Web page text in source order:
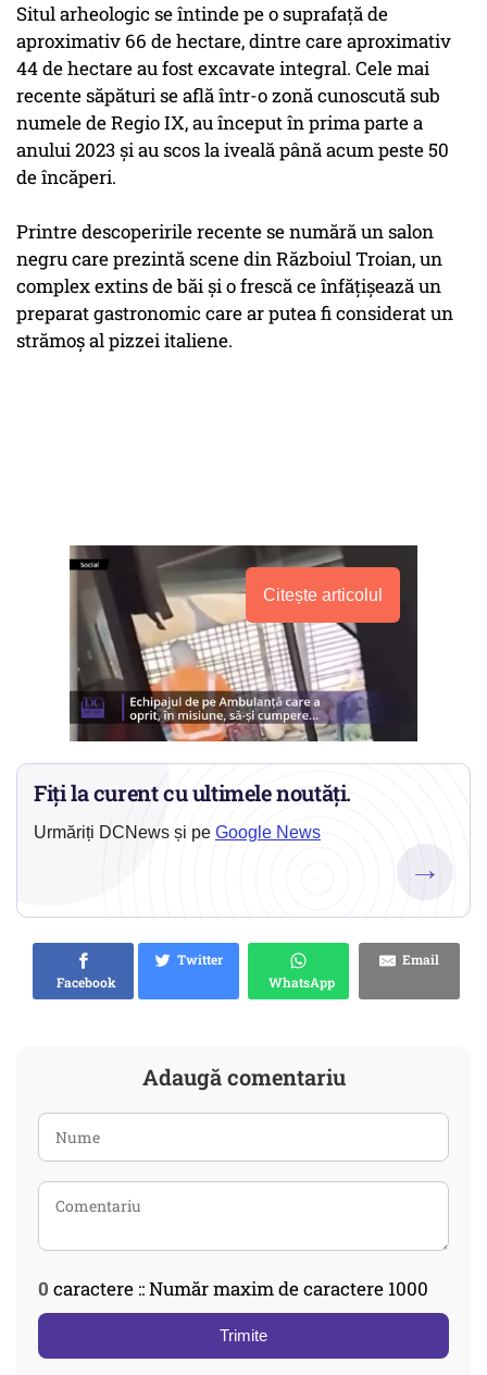
Situl arheologic se întinde pe o suprafaţă de
aproximativ 66 de hectare, dintre care aproximativ
44 de hectare au fost excavate integral. Cele mai
recente săpături se află într-o zonă cunoscută sub
numele de Regio IX, au început în prima parte a
anului 2023 şi au scos la iveală până acum peste 50
de încăperi.
Printre descoperirile recente se numără un salon
negru care prezintă scene din Războiul Troian, un
complex extins de băi şi o frescă ce înfăţişează un
preparat gastronomic care ar putea fi considerat un
strămoş al pizzei italiene.
Citește articolul
Fiți la curent cu ultimele noutăți.
Urmăriți DCNews și pe Google News
→
Facebook
Twitter
WhatsApp
Email
Adaugă comentariu
0 caractere :: Număr maxim de caractere 1000
Trimite